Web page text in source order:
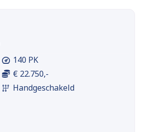
140 PK
€ 22.750,-
Handgeschakeld